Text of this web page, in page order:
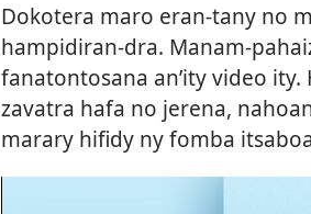
Dokotera maro eran-tany no
hampidiran-dra. Manam-
fanatontosana an’ity video
zavatra hafa no jerena,
marary hifidy ny fomba